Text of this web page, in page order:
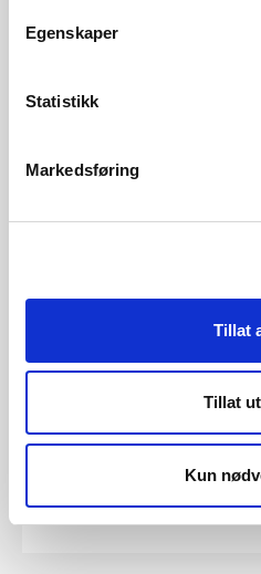
Egenskaper
Statistikk
Markedsføring
Tillat
Tillat
Kun
Se også kvartalsrapport
kraftsituasjonsrapporten
Om strømprisen